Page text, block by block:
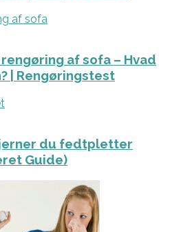
rengøring af sofa – Hvad
| Rengøringstest
du fedtpletter
Guide)